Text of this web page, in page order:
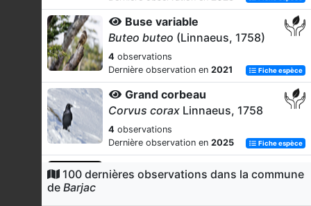
Buse variable
Buteo buteo (Linnaeus, 1758)
4 observations
Dernière observation en 2021 Fiche espèce
Grand corbeau
Corvus corax Linnaeus, 1758
4 observations
Dernière observation en 2025 Fiche espèce
Ephippigère des vignes
Ephippiger diurnus Dufour, 1841
100 dernières observations dans la commune
de Barjac